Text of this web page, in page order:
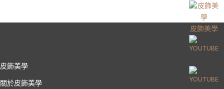
皮飾美學
關於皮飾美學
皮飾美學